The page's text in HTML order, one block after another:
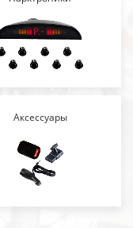
Аксессуары